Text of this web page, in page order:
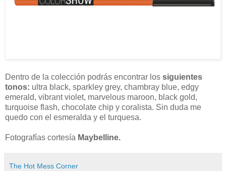
Dentro de la colección podrás encontrar los siguientes
tonos: ultra black, sparkley grey, chambray blue, edgy
emerald, vibrant violet, marvelous maroon, black gold,
turquoise flash, chocolate chip y coralista. Sin duda me
quedo con el esmeralda y el turquesa.
Fotografías cortesía Maybelline.
The Hot Mess Corner